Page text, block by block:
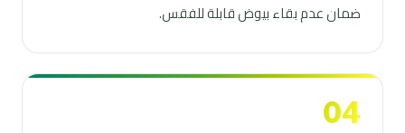
ضمان عدم بقاء بيوض قابلة للفقس.
04